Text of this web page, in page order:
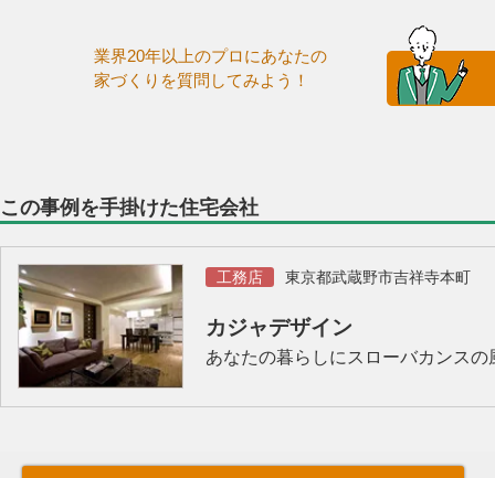
業界20年以上のプロにあなたの
家づくりを質問してみよう！
この事例を手掛けた住宅会社
工務店 東京都武蔵野市吉祥寺本町
カジャデザイン
あなたの暮らしにスローバカンス